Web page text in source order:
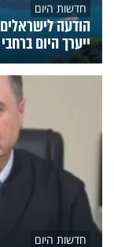
חדשות היום
הודעה
ייערך היום
חדשות היום